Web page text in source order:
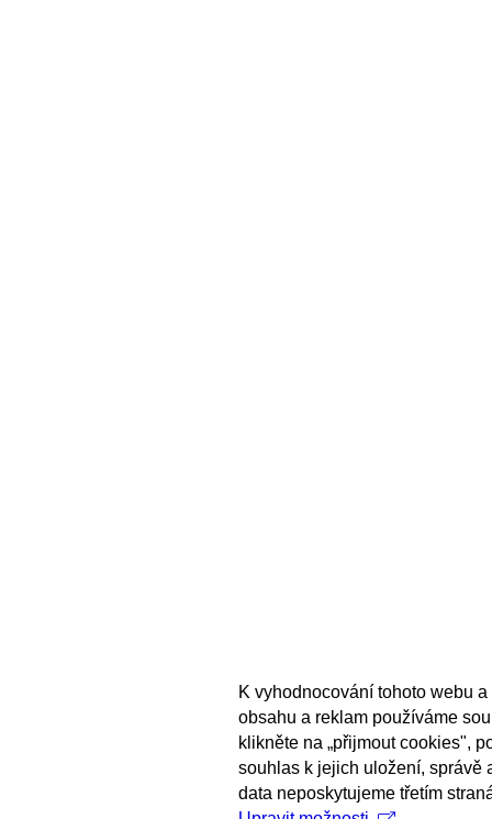
K vyhodnocování tohoto webu
obsahu a reklam používáme
klikněte na „přijmout cookies",
souhlas k jejich uložení, správě
data neposkytujeme třetím